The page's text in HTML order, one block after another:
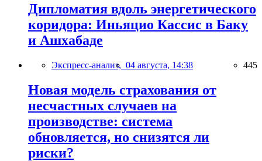
Дипломатия вдоль энергетического
коридора: Иньяцио Кассис в Баку
и Ашхабаде
Экспресс-анализ, 04 августа, 14:38 445
Новая модель страхования от
несчастных случаев на
производстве: система
обновляется, но снизятся ли
риски?